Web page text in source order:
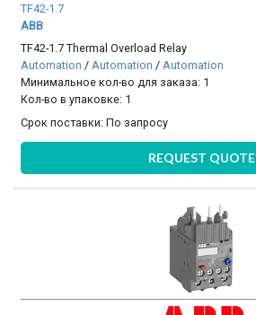
TF42-1.7
ABB
TF42-1.7 Thermal Overload Relay
Automation /Automation /Automation
Минимальное кол-во для заказа: 1
Кол-во в упаковке: 1
Срок поставки:По запросу
REQUEST QUOTE